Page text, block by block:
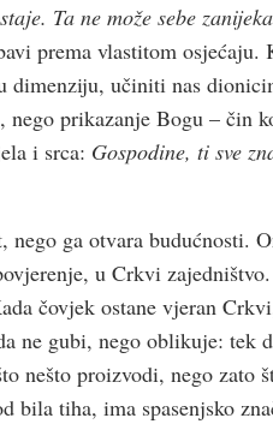
Ta ne može sebe
prema vlastitom osjećaju.
dimenziju, učiniti nas
prikazanje Bogu – čin
i srca: Gospodine, ti sve
ga otvara budućnosti.
u Crkvi
čovjek ostane vjeran
ne gubi, nego oblikuje: tek
nešto proizvodi, nego zato
bila tiha, ima spasenjsko